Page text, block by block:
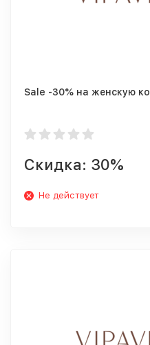
Sale -30% на женскую
Скидка: 30%
Не действует